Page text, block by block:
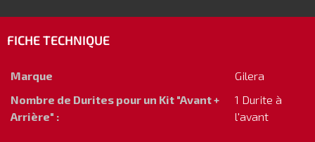
FICHE TECHNIQUE
Marque
Gilera
Nombre de Durites pour un Kit "Avant +
Arrière" :
1 Durite à
l'avant